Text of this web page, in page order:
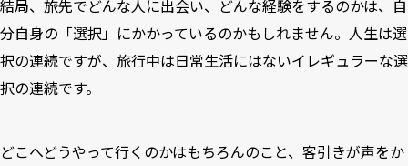
結局、旅先でどんな人に出会い、どんな経験をするのかは、自
分自身の「選択」にかかっているのかもしれません。人生は選
択の連続ですが、旅行中は日常生活にはないイレギュラーな選
択の連続です。
どこへどうやって行くのかはもちろんのこと、客引きが声をか